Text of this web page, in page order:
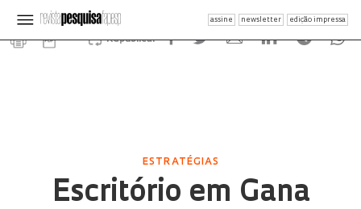
assine newsletter edição impressa
Republicar
ESTRATÉGIAS
Escritório em Gana